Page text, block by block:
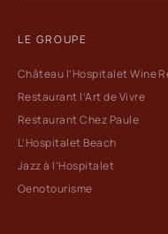
LE GROUPE
Château l’Hospitalet Wine
Restaurant l’Art de Vivre
Restaurant Chez Paule
L'Hospitalet Beach
Jazz à l’Hospitalet
Oenotourisme